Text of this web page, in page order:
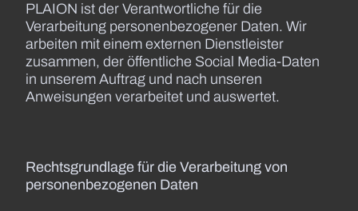
PLAION ist der Verantwortliche für die
Verarbeitung personenbezogener Daten. Wir
arbeiten mit einem externen Dienstleister
zusammen, der öffentliche Social Media-Daten
in unserem Auftrag und nach unseren
Anweisungen verarbeitet und auswertet.
Rechtsgrundlage für die Verarbeitung von
personenbezogenen Daten